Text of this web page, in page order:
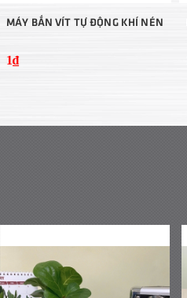
MÁY BẮN VÍT TỰ ĐỘNG KHÍ NÉN
1₫